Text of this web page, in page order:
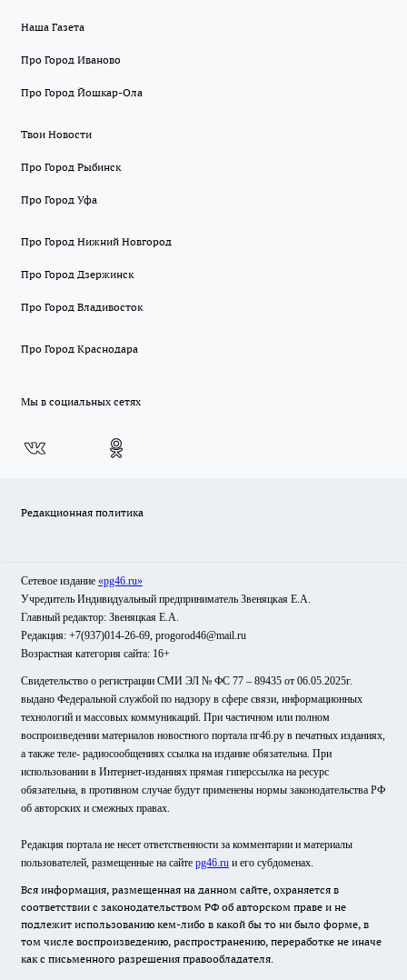
Наша Газета
Про Город Иваново
Про Город Йошкар-Ола
Твои Новости
Про Город Рыбинск
Про Город Уфа
Про Город Нижний Новгород
Про Город Дзержинск
Про Город Владивосток
Про Город Краснодара
Мы в социальных сетях
Редакционная политика
Сетевое издание «pg46.ru»
Учредитель Индивидуальный предприниматель Звеняцкая Е.А.
Главный редактор: Звеняцкая Е.А.
Редакция: +7(937)014-26-69, progorod46@mail.ru
Возрастная категория сайта: 16+
Свидетельство о регистрации СМИ ЭЛ № ФС 77 – 89435 от 06.05.2025г.
выдано Федеральной службой по надзору в сфере связи, информационных
технологий и массовых коммуникаций. При частичном или полном
воспроизведении материалов новостного портала пг46.ру в печатных изданиях,
а также теле- радиосообщениях ссылка на издание обязательна. При
использовании в Интернет-изданиях прямая гиперссылка на ресурс
обязательна, в противном случае будут применены нормы законодательства РФ
об авторских и смежных правах.
Редакция портала не несет ответственности за комментарии и материалы
пользователей, размещенные на сайте pg46.ru и его субдоменах.
Вся информация, размещенная на данном сайте, охраняется в
соответствии с законодательством РФ об авторском праве и не
подлежит использованию кем-либо в какой бы то ни было форме, в
том числе воспроизведению, распространению, переработке не иначе
как с письменного разрешения правообладателя.